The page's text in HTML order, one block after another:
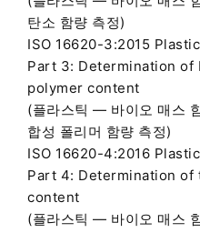
탄소 함량 측정)
ISO 16620-3:2015
Part 3: Determination of
polymer content
(플라스틱 — 바이오 매스
합성 폴리머 함량 측정)
ISO 16620-4:2016
Part 4: Determination of
content
(플라스틱 — 바이오 매스